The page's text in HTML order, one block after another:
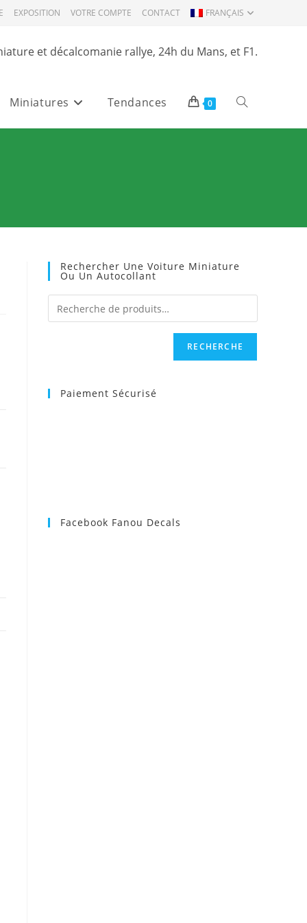
EXPOSITION VOTRE COMPTE CONTACT FRANÇAIS
et décalcomanie rallye, 24h du Mans, et F1.
Miniatures Tendances 0 Toggle
Rechercher Une Voiture Miniature
Ou Un Autocollant
RECHERCHE
Paiement Sécurisé
Facebook Fanou Decals